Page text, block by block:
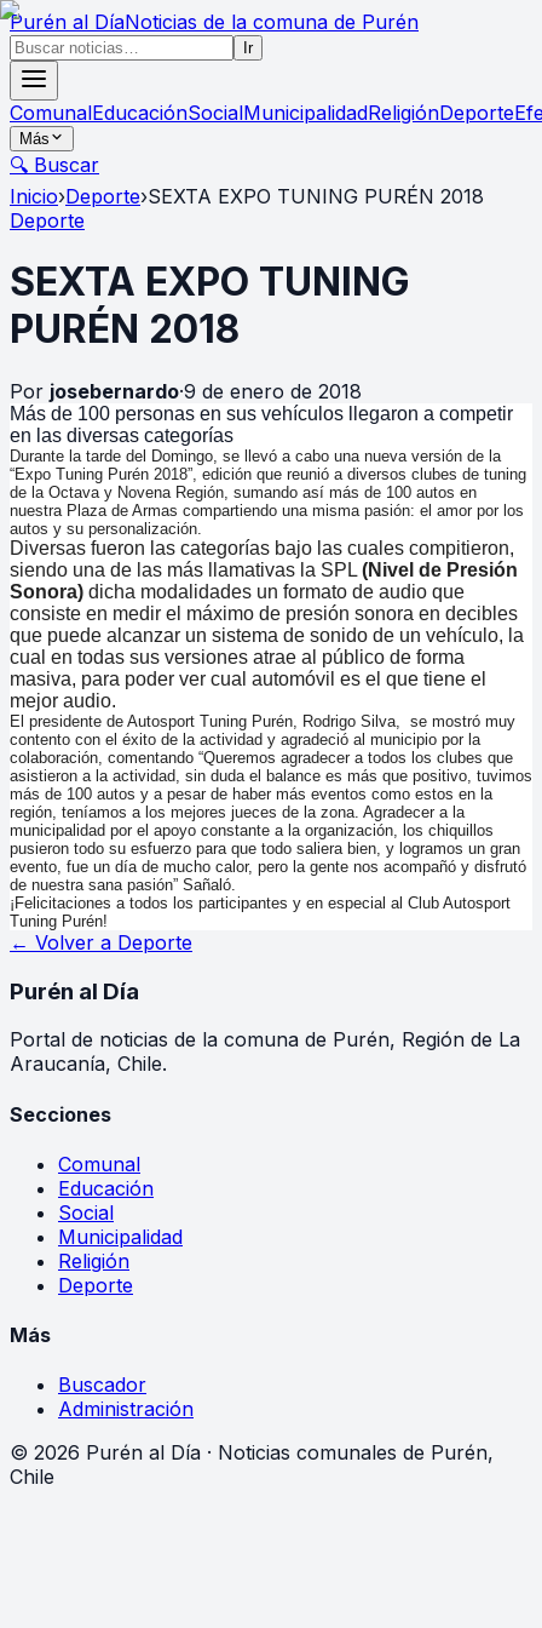
Purén al DíaNoticias de la comuna de Purén
Ir
ComunalEducaciónSocialMunicipalidadReligiónDeporte
Más
🔍 Buscar
Inicio›Deporte›SEXTA EXPO TUNING PURÉN 2018
Deporte
SEXTA EXPO TUNING
PURÉN 2018
Por josebernardo·9 de enero de 2018
Más de 100 personas en sus vehículos llegaron a competir
en las diversas categorías
Durante la tarde del Domingo, se llevó a cabo una nueva versión de la
“Expo Tuning Purén 2018”, edición que reunió a diversos clubes de tuning
de la Octava y Novena Región, sumando así más de 100 autos en
nuestra Plaza de Armas compartiendo una misma pasión: el amor por los
autos y su personalización.
Diversas fueron las categorías bajo las cuales compitieron,
siendo una de las más llamativas la SPL (Nivel de Presión
Sonora) dicha modalidades un formato de audio que
consiste en medir el máximo de presión sonora en decibles
que puede alcanzar un sistema de sonido de un vehículo, la
cual en todas sus versiones atrae al público de forma
masiva, para poder ver cual automóvil es el que tiene el
mejor audio.
El presidente de Autosport Tuning Purén, Rodrigo Silva, se mostró muy
contento con el éxito de la actividad y agradeció al municipio por la
colaboración, comentando “Queremos agradecer a todos los clubes que
asistieron a la actividad, sin duda el balance es más que positivo, tuvimos
más de 100 autos y a pesar de haber más eventos como estos en la
región, teníamos a los mejores jueces de la zona. Agradecer a la
municipalidad por el apoyo constante a la organización, los chiquillos
pusieron todo su esfuerzo para que todo saliera bien, y logramos un gran
evento, fue un día de mucho calor, pero la gente nos acompañó y disfrutó
de nuestra sana pasión” Sañaló.
¡Felicitaciones a todos los participantes y en especial al Club Autosport
Tuning Purén!
← Volver a Deporte
Purén al Día
Portal de noticias de la comuna de Purén, Región de La
Araucanía, Chile.
Secciones
Comunal
Educación
Social
Municipalidad
Religión
Deporte
Más
Buscador
Administración
© 2026 Purén al Día · Noticias comunales de Purén,
Chile